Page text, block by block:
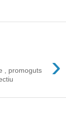
›
, promoguts